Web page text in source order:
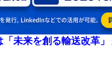
「未来を創る輸送改革